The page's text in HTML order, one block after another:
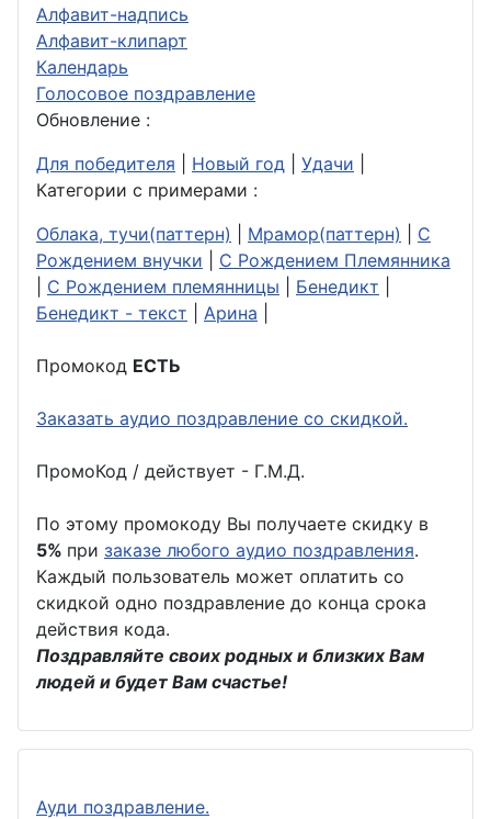
Алфавит-надпись
Алфавит-клипарт
Календарь
Голосовое поздравление
Обновление :
Для победителя
Новый год Удачи
Категории с примерами :
Облака, тучи(паттерн)
Мрамор(паттерн)
С
Рождением внучки
С Рождением Племянника
С Рождением племянницы Бенедикт
Бенедикт - текст
Арина
Промокод ЕСТЬ
Заказать аудио поздравление со скидкой.
ПромоКод / действует - Г.М.Д.
По этому промокоду Вы получаете скидку в
5% при заказе любого аудио поздравления.
Каждый пользователь может оплатить со
скидкой одно поздравление до конца срока
действия кода.
Поздравляйте своих родных и близких Вам
людей и будет Вам счастье!
Ауди поздравление.